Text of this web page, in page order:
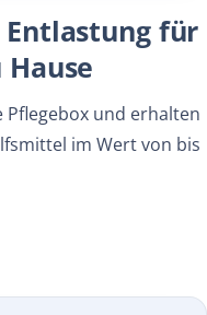
für
Pflegebox und erhalten
im Wert von bis